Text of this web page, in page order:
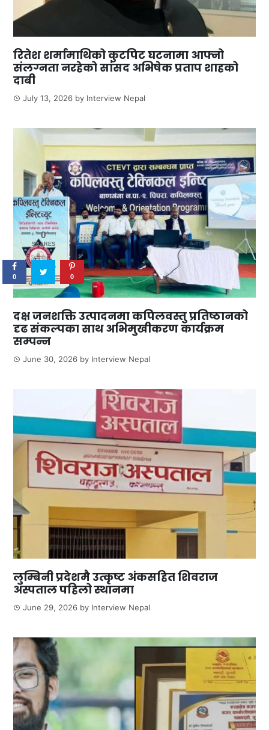
रितेश शर्मामाथिको कुटपिट घटनामा आफ्नो
संलग्नता नरहेको सांसद अभिषेक प्रताप शाहको
दाबी
July 13, 2026 by Interview Nepal
दक्ष जनशक्ति उत्पादनमा कपिलवस्तु प्रतिष्ठानको
दृढ संकल्पका साथ अभिमुखीकरण कार्यक्रम
सम्पन्न
June 30, 2026 by Interview Nepal
लुम्बिनी प्रदेशमै उत्कृष्ट अंकसहित शिवराज
अस्पताल पहिलो स्थानमा
June 29, 2026 by Interview Nepal
0
SHARES
0 0